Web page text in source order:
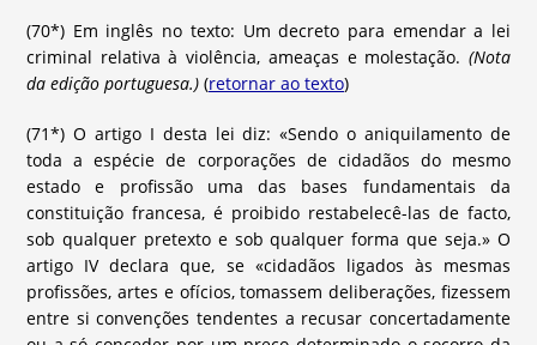
(70*) Em inglês no texto: Um decreto para emendar a lei
criminal relativa à violência, ameaças e molestação. (Nota
da edição portuguesa.) (retornar ao texto)
(71*) O artigo I desta lei diz: «Sendo o aniquilamento de
toda a espécie de corporações de cidadãos do mesmo
estado e profissão uma das bases fundamentais da
constituição francesa, é proibido restabelecê-las de facto,
sob qualquer pretexto e sob qualquer forma que seja.» O
artigo IV declara que, se «cidadãos ligados às mesmas
profissões, artes e ofícios, tomassem deliberações, fizessem
entre si convenções tendentes a recusar concertadamente